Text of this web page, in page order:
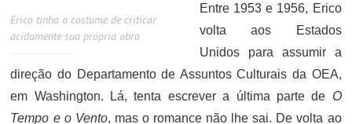
Erico tinha o costume de criticar
acidamente sua própria obra
Entre 1953 e 1956, Erico
volta aos Estados
Unidos para assumir a
direção do Departamento de Assuntos Culturais da OEA,
em Washington. Lá, tenta escrever a última parte de O
Tempo e o Vento, mas o romance não lhe sai. De volta ao